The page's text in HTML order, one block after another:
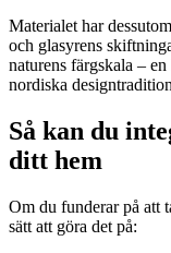
Materialet har
och glasyrens
naturens färgskala –
nordiska
Så kan du
ditt hem
Om du funderar på att
sätt att göra det på: